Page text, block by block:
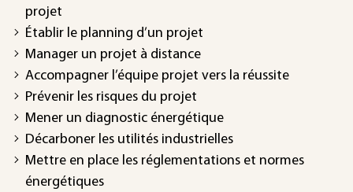
projet
Établir le planning d’un projet
Manager un projet à distance
Accompagner l’équipe projet vers la réussite
Prévenir les risques du projet
Mener un diagnostic énergétique
Décarboner les utilités industrielles
Mettre en place les réglementations et normes
énergétiques